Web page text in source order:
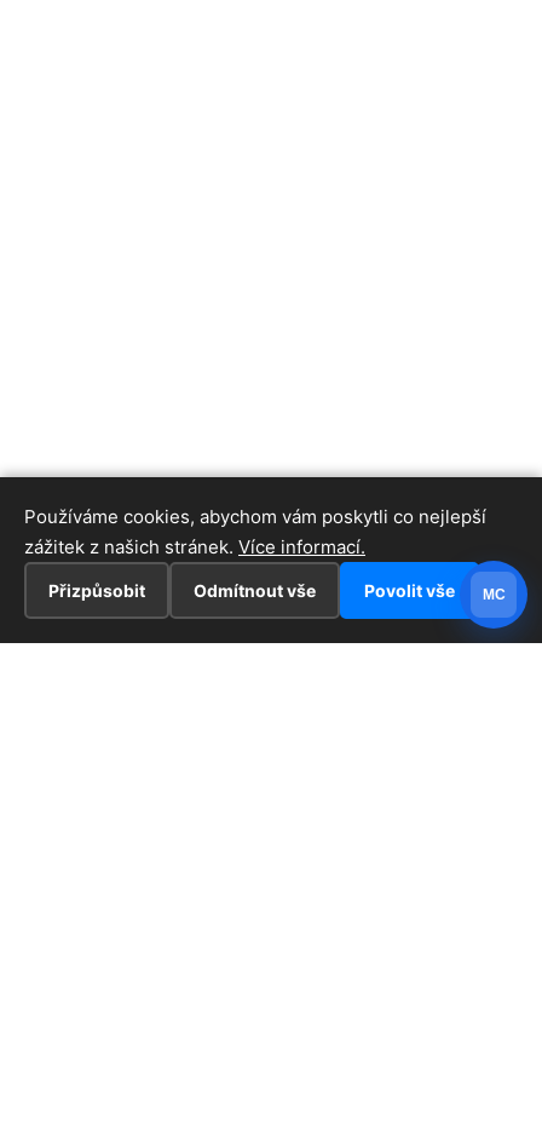
Používáme cookies, abychom vám poskytli co nejlepší
zážitek z našich stránek. Více informací.
Přizpůsobit Odmítnout vše Povolit vše MC